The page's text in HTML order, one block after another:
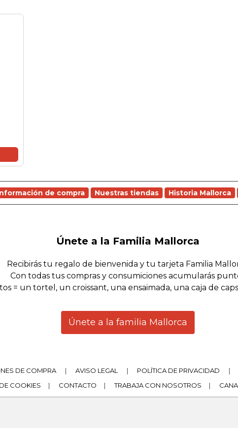
de compra Nuestras tiendas Historia Mallorca
Únete a la Familia Mallorca
Recibirás tu regalo de bienvenida y tu tarjeta Familia
Con todas tus compras y consumiciones acumularás
= un tortel, un croissant, una ensaimada, una caja de
Únete a la familia Mallorca
DE COMPRA | AVISO LEGAL | POLÍTICA DE PRIVACIDAD
|
COOKIES
| CONTACTO | TRABAJA CON NOSOTROS |